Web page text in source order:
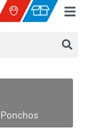
Warenkorb